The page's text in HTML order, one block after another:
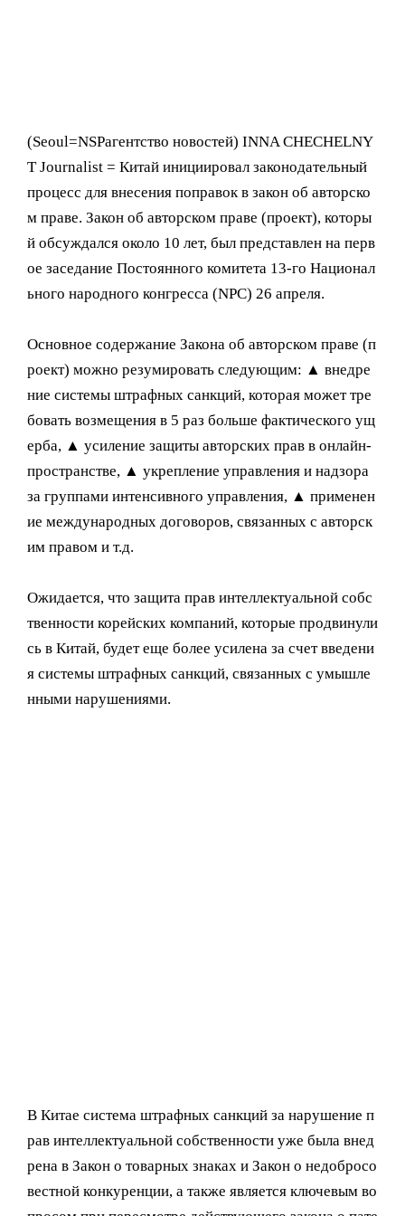
(Seoul= NSPагентство новостей) INNA CHECHELNY
T Journalist = Китай инициировал законодательный
процесс для внесения поправок в закон об авторско
м праве. Закон об авторском праве (проект), которы
й обсуждался около 10 лет, был представлен на перв
ое заседание Постоянного комитета 13-го Национал
ьного народного конгресса (NPC) 26 апреля.
Основное содержание Закона об авторском праве (п
роект) можно резумировать следующим: ▲ внедре
ние системы штрафных санкций, которая может тре
бовать возмещения в 5 раз больше фактического ущ
ерба, ▲ усиление защиты авторских прав в онлайн-
пространстве, ▲ укрепление управления и надзора
за группами интенсивного управления, ▲ применен
ие международных договоров, связанных с авторск
им правом и т.д.
Ожидается, что защита прав интеллектуальной собс
твенности корейских компаний, которые продвинули
сь в Китай, будет еще более усилена за счет введени
я системы штрафных санкций, связанных с умышле
нными нарушениями.
В Китае система штрафных санкций за нарушение п
рав интеллектуальной собственности уже была внед
рена в Закон о товарных знаках и Закон о недобросо
вестной конкуренции, а также является ключевым во